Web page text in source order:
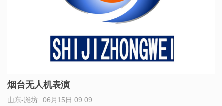
烟台无人机表演
山东-潍坊
06月15日 09:09